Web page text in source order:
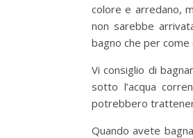
colore e arredano,
non sarebbe
bagno che per
Vi consiglio di
sotto l’acqua
potrebbero
Quando avete